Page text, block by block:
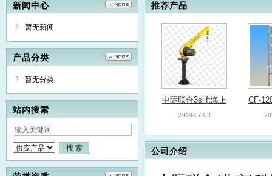
新闻中心
暂无新闻
产品分类
暂无分类
站内搜索
推荐产品
智能助爬器 塔筒助
爬器 辅助爬升设备
2019-06-18
中际联合3slift海上
平台吊机 船舶起重
2019-07-03
CF-
一种
公司介绍